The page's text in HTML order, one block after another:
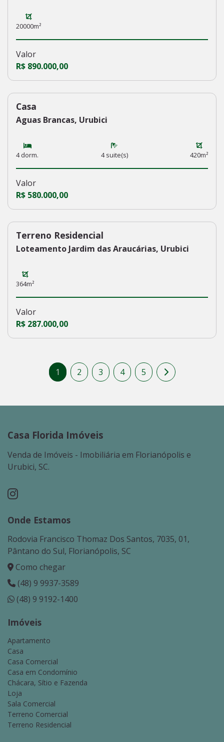
20000m²
Valor
R$ 890.000,00
227
Casa
Aguas Brancas, Urubici
4 dorm. 4 suite(s) 420m²
Valor
R$ 580.000,00
226
Terreno Residencial
Loteamento Jardim das Araucárias, Urubici
364m²
Valor
R$ 287.000,00
1 2 3 4 5
Casa Florida Imóveis
Venda de Imóveis - Imobiliária em Florianópolis e
Urubici, SC.
Onde Estamos
Rodovia Francisco Thomaz Dos Santos, 7035, 01,
Pântano do Sul, Florianópolis, SC
Como chegar
(48) 9 9937-3589
(48) 9 9192-1400
Imóveis
Apartamento
Casa
Casa Comercial
Casa em Condomínio
Chácara, Sítio e Fazenda
Loja
Sala Comercial
Terreno Comercial
Terreno Residencial